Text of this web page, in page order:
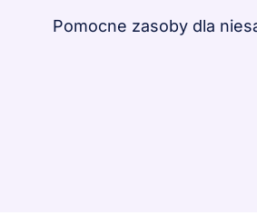
Pomocne zasoby dla